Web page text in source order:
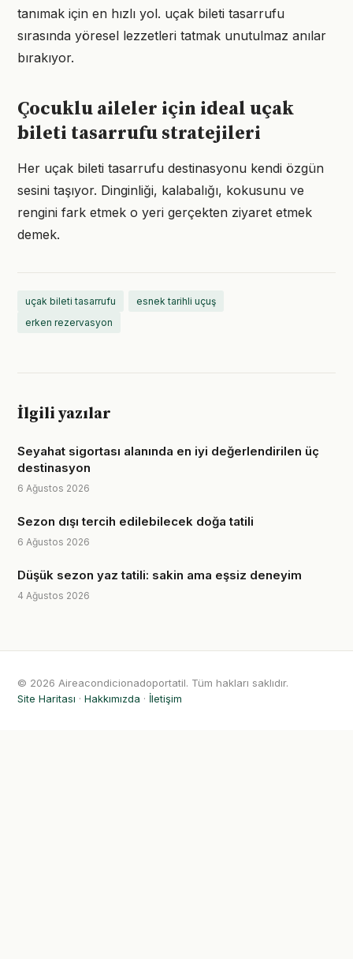
tanımak için en hızlı yol. uçak bileti tasarrufu
sırasında yöresel lezzetleri tatmak unutulmaz anılar
bırakıyor.
Çocuklu aileler için ideal uçak
bileti tasarrufu stratejileri
Her uçak bileti tasarrufu destinasyonu kendi özgün
sesini taşıyor. Dinginliği, kalabalığı, kokusunu ve
rengini fark etmek o yeri gerçekten ziyaret etmek
demek.
uçak bileti tasarrufu
esnek tarihli uçuş
erken rezervasyon
İlgili yazılar
Seyahat sigortası alanında en iyi değerlendirilen üç
destinasyon
6 Ağustos 2026
Sezon dışı tercih edilebilecek doğa tatili
6 Ağustos 2026
Düşük sezon yaz tatili: sakin ama eşsiz deneyim
4 Ağustos 2026
© 2026 Aireacondicionadoportatil. Tüm hakları saklıdır.
Site Haritası · Hakkımızda · İletişim